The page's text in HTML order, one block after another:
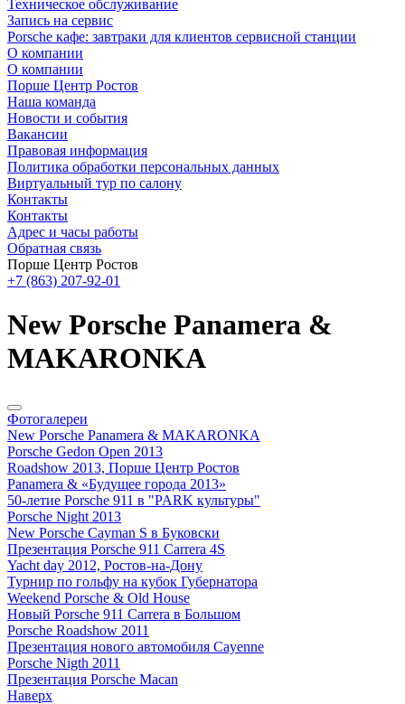
Техническое обслуживание
Запись на сервис
Porsche кафе: завтраки для клиентов сервисной станции
О компании
О компании
Порше Центр Ростов
Наша команда
Новости и события
Вакансии
Правовая информация
Политика обработки персональных данных
Виртуальный тур по салону
Контакты
Контакты
Адрес и часы работы
Обратная связь
Порше Центр Ростов
+7 (863) 207-92-01
New Porsche Panamera &
MAKARONKA
Фотогалереи
New Porsche Panamera & MAKARONKA
Porsche Gedon Open 2013
Roadshow 2013, Порше Центр Ростов
Panamera & «Будущее города 2013»
50-летие Porsche 911 в "PARK культуры"
Porsche Night 2013
New Porsche Cayman S в Буковски
Презентация Porsche 911 Carrera 4S
Yacht day 2012, Ростов-на-Дону
Турнир по гольфу на кубок Губернатора
Weekend Porsche & Old House
Новый Porsche 911 Carrera в Большом
Porsche Roadshow 2011
Презентация нового автомобиля Cayenne
Porsche Nigth 2011
Презентация Porsche Macan
Наверх